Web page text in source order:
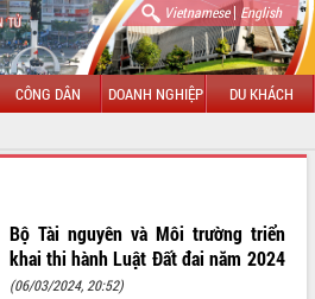
Vietnamese| English
CÔNG DÂN DOANH NGHIỆP DU KHÁCH
Bộ Tài nguyên và Môi trường triển
khai thi hành Luật Đất đai năm 2024
(06/03/2024, 20:52)